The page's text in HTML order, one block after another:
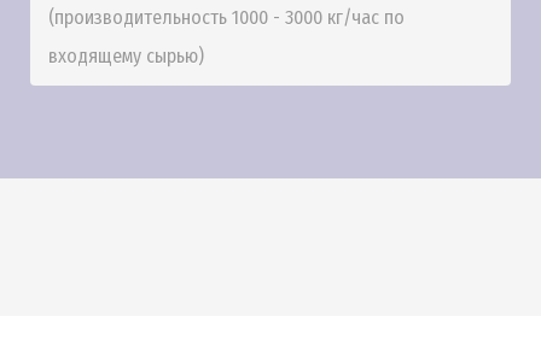
(производительность 1000 - 3000 кг/час по
входящему сырью)